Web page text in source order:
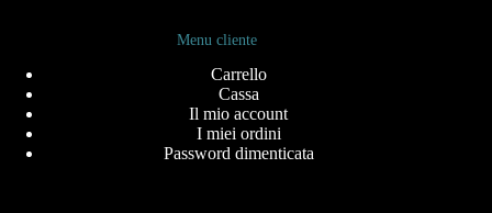
Menu cliente
Carrello
Cassa
Il mio account
I miei ordini
Password dimenticata